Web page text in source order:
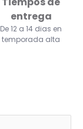
entrega
De 12 a 14 dias en
temporada alta